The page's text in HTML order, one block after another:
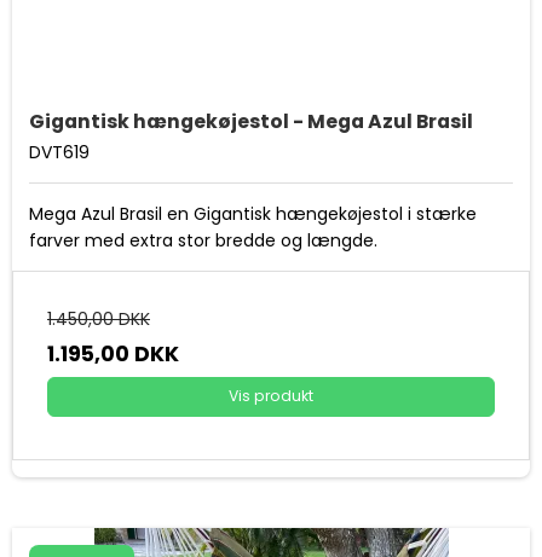
Gigantisk hængekøjestol - Mega Azul Brasil
DVT619
Mega Azul Brasil en Gigantisk hængekøjestol i stærke
farver med extra stor bredde og længde.
1.450,00 DKK
1.195,00 DKK
Vis produkt